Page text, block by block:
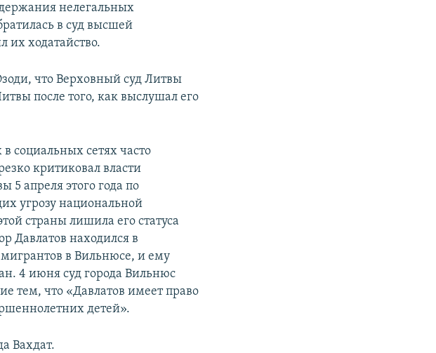
нелегальных
в суд высшей
их ходатайство.
что Верховный суд Литвы
после того, как выслушал его
социальных сетях часто
критиковал власти
апреля этого года по
угрозу национальной
страны лишила его статуса
Давлатов находился в
в Вильнюсе, и ему
4 июня суд города Вильнюс
тем, что «Давлатов имеет право
детей».
Вахдат.